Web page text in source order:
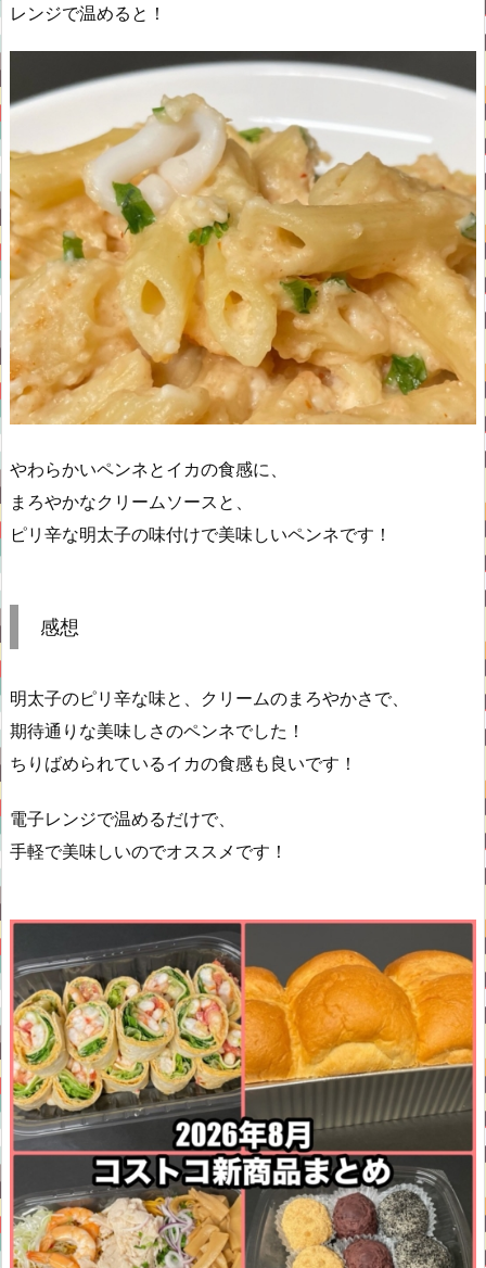
レンジで温めると！
やわらかいペンネとイカの食感に、
まろやかなクリームソースと、
ピリ辛な明太子の味付けで美味しいペンネです！
感想
明太子のピリ辛な味と、クリームのまろやかさで、
期待通りな美味しさのペンネでした！
ちりばめられているイカの食感も良いです！
電子レンジで温めるだけで、
手軽で美味しいのでオススメです！